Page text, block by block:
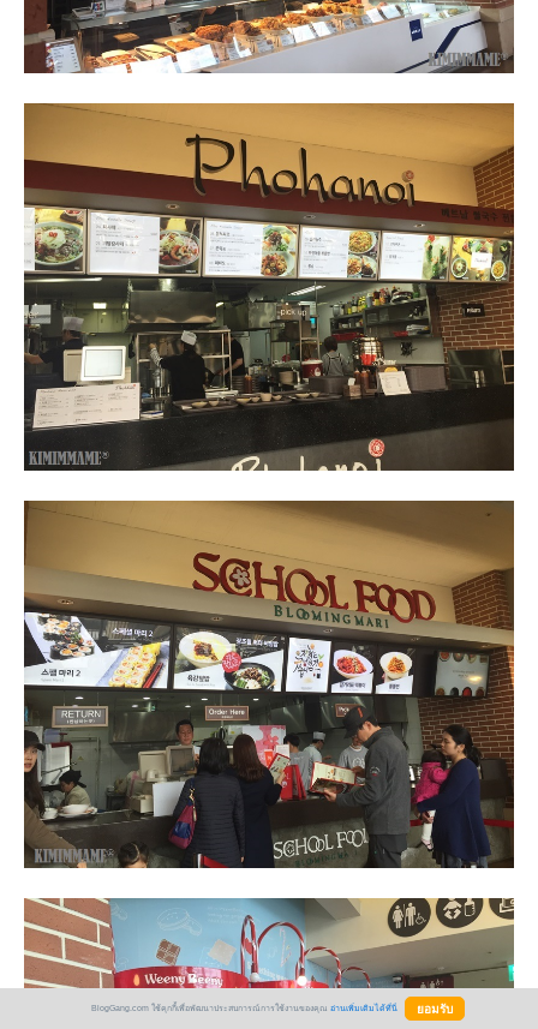
BlogGang.com ใช้คุกกี้เพื่อพัฒนาประสบการณ์การใช้งานของคุณ อ่านเพิ่มเติมได้ที่นี่